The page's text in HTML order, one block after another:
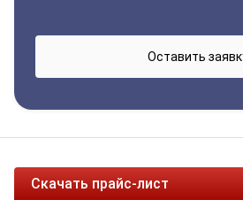
Скачать прайс-лист